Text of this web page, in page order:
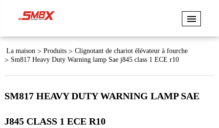
La maison Produits
Clignotant de chariot élévateur à fourche
Sm817 Heavy Duty Warning lamp Sae j845 class 1 ECE r10
SM817 HEAVY DUTY WARNING LAMP SAE
J845 CLASS 1 ECE R10